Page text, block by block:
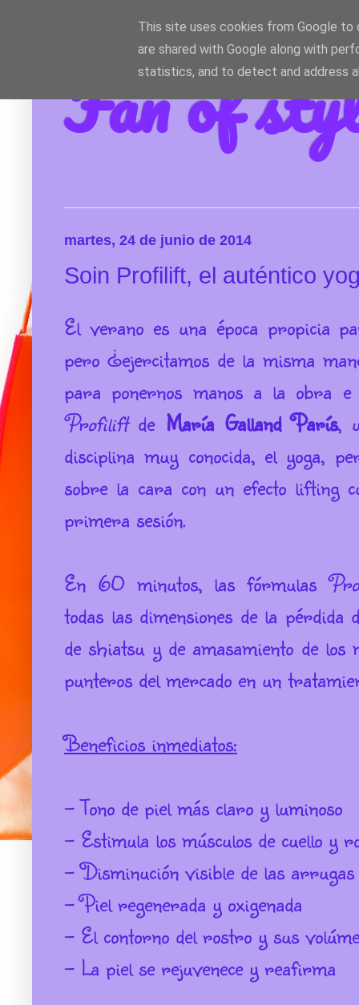
Fan of
martes, 24 de junio de 2014
Soin Profilift, el auténtico
El verano es una época propicia
pero ¿ejercitamos de la misma
para ponernos manos a la obra
Profiliftde María Galland París,
disciplina muy conocida, el yoga,
sobre la cara con un efecto lifting
primera sesión.
En 60 minutos, las fórmulas
todas las dimensiones de la
de shiatsu y de amasamiento de los
punteros del mercado en un
Beneficios inmediatos:
- Tono de piel más claro y luminoso
- Estimula los músculos de cuello y
- Disminución visible de las arrugas
- Piel regenerada y oxigenada
- El contorno del rostro y sus
- La piel se rejuvenece y reafirma
This site uses cookies from Google to
are shared with Google along with
statistics, and to detect and address